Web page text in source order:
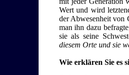
Wert und wird
der Abwesenheit von
man ihn dazu
sie als seine
diesem Orte und sie
Wie erklären Sie es